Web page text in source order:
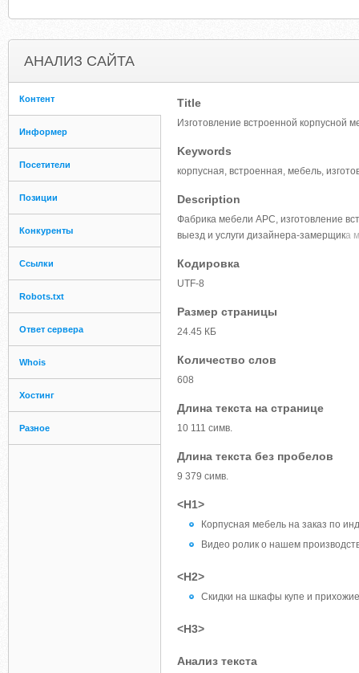
АНАЛИЗ САЙТА
Контент
Информер
Посетители
Позиции
Конкуренты
Ссылки
Robots.txt
Ответ сервера
Whois
Хостинг
Разное
Title
Изготовление встроенной корпусной
Keywords
корпусная, встроенная, мебель,
Description
Фабрика мебели АРС, изготовление
выезд и услуги дизайнера-замерщика
Кодировка
UTF-8
Размер страницы
24.45 КБ
Количество слов
608
Длина текста на странице
10 111 симв.
Длина текста без пробелов
9 379 симв.
<H1>
Корпусная мебель на заказ по
Видео ролик о нашем
<H2>
Скидки на шкафы купе и
<H3>
Анализ текста